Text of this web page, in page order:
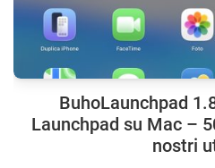
BuhoLaunchpad
Launchpad su Mac –
nostri